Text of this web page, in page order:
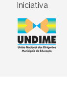
Iniciativa